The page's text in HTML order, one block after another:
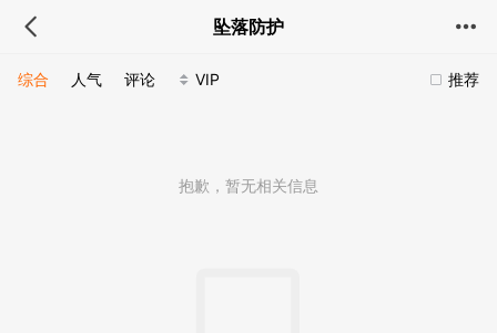
坠落防护
推荐
综合 人气 评论 VIP
抱歉，暂无相关信息